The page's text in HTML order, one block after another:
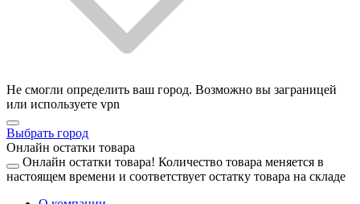
Не смогли определить ваш город. Возможно вы заграницей
или используете vpn
Выбрать город
Онлайн остатки товара
Онлайн остатки товара! Количество товара меняется в
настоящем времени и соответствует остатку товара на складе